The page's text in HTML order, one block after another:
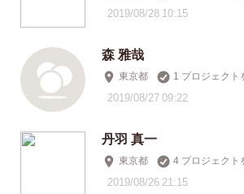
2019/08/28 10:15
森 雅哉
東京都 1 プロジェクト
2019/08/27 09:22
丹羽 真一
東京都 4 プロジェクト
2019/08/26 21:15